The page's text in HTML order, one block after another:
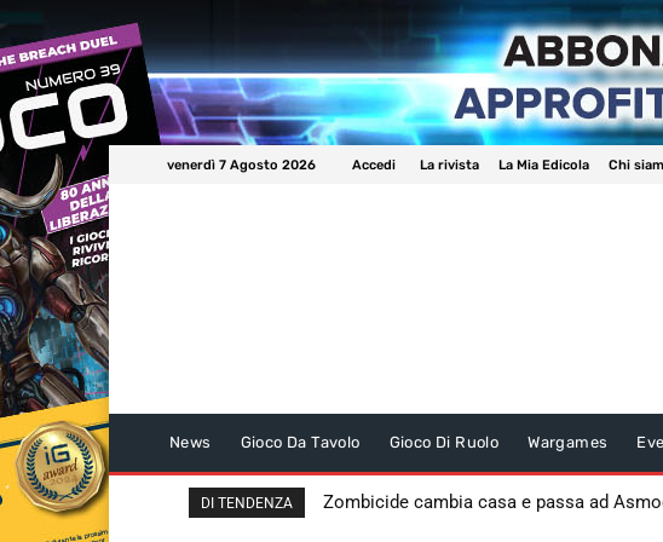
venerdì 7 Agosto 2026 Accedi La rivista La Mia Edicola Chi
News Gioco Da Tavolo Gioco Di Ruolo Wargames
DI TENDENZA Zombicide cambia casa e passa ad